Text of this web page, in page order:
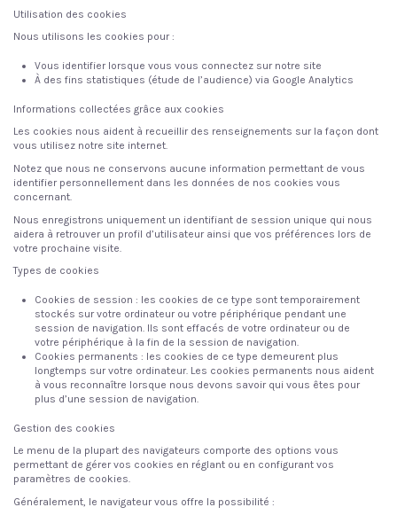
Utilisation des cookies
Nous utilisons les cookies pour :
Vous identifier lorsque vous vous connectez sur notre site
À des fins statistiques (étude de l’audience) via Google Analytics
Informations collectées grâce aux cookies
Les cookies nous aident à recueillir des renseignements sur la façon dont
vous utilisez notre site internet.
Notez que nous ne conservons aucune information permettant de vous
identifier personnellement dans les données de nos cookies vous
concernant.
Nous enregistrons uniquement un identifiant de session unique qui nous
aidera à retrouver un profil d’utilisateur ainsi que vos préférences lors de
votre prochaine visite.
Types de cookies
Cookies de session : les cookies de ce type sont temporairement
stockés sur votre ordinateur ou votre périphérique pendant une
session de navigation. Ils sont effacés de votre ordinateur ou de
votre périphérique à la fin de la session de navigation.
Cookies permanents : les cookies de ce type demeurent plus
longtemps sur votre ordinateur. Les cookies permanents nous aident
à vous reconnaître lorsque nous devons savoir qui vous êtes pour
plus d’une session de navigation.
Gestion des cookies
Le menu de la plupart des navigateurs comporte des options vous
permettant de gérer vos cookies en réglant ou en configurant vos
paramètres de cookies.
Généralement, le navigateur vous offre la possibilité :